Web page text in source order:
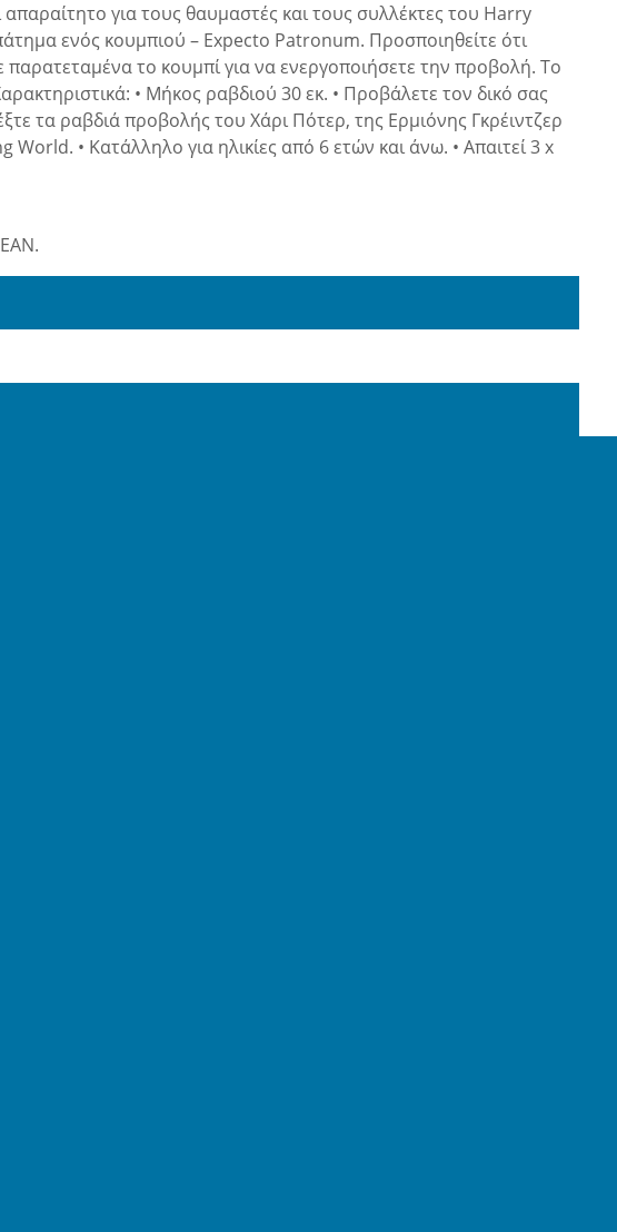
για τους θαυμαστές και τους συλλέκτες του Harry
ενός κουμπιού – Expecto Patronum. Προσποιηθείτε ότι
παρατεταμένα το κουμπί για να ενεργοποιήσετε την προβολή. Το
• Μήκος ραβδιού 30 εκ. • Προβάλετε τον δικό σας
τα ραβδιά προβολής του Χάρι Πότερ, της Ερμιόνης Γκρέιντζερ
• Κατάλληλο για ηλικίες από 6 ετών και άνω. • Απαιτεί 3 x